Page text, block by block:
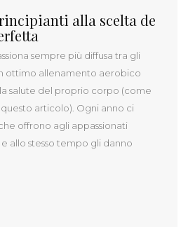
alla scelta de
sempre più diffusa tra gli
ottimo allenamento aerobico
salute del proprio corpo (come
articolo). Ogni anno ci
offrono agli appassionati
allo stesso tempo gli danno
guida per principianti alla scelta della